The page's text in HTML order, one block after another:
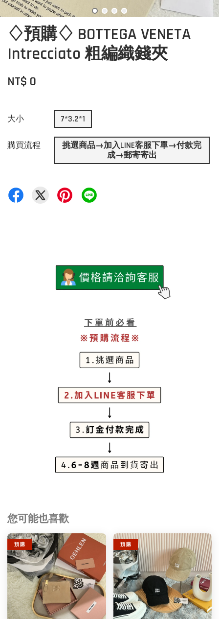
♢預購♢ BOTTEGA VENETA
Intrecciato 粗編織錢夾
NT$ 0
大小 7*3.2*1
購買流程
挑選商品→加入LINE客服下單→付款完
成→郵寄寄出
您可能也喜歡
預 購 預 購